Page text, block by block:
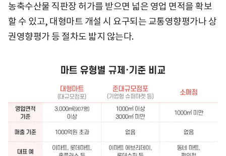
농축수산물 직판장 허가를 받으면 넓은 영업 면적을 확보
할 수 있고, 대형마트 개설 시 요구되는 교통영향평가나 상
권영향평가 등 절차도 밟지 않는다.